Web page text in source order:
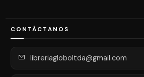
CONTÁCTANOS
libreriagloboltda@gmail.com